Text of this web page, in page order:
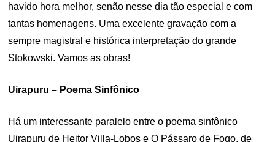
havido hora melhor, senão nesse dia tão especial e com
tantas homenagens. Uma excelente gravação com a
sempre magistral e histórica interpretação do grande
Stokowski. Vamos as obras!
Uirapuru – Poema Sinfônico
Há um interessante paralelo entre o poema sinfônico
Uirapuru de Heitor Villa-Lobos e O Pássaro de Fogo, de